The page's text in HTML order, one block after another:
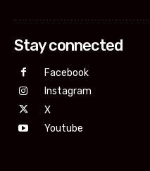
Stay connected
Facebook
Instagram
X
Youtube